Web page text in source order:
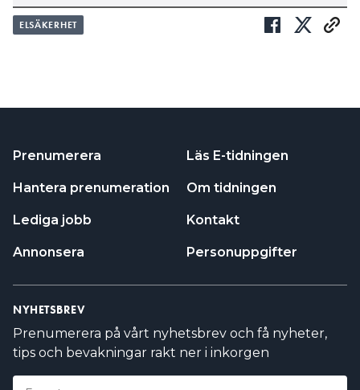
ARTIKELN I KORTHET: SÅ
ANMÄLNINGAR
FÖRELÄGGANDE OM RUTIN SAKNAS
ALLA ANLÄGGNINGAR KAN INTE
LÄS OCKSÅ:
”BRF:ER RINGER OCH ÄR FÖRSKRÄCKTA ÖVER ATT DE
ELSÄKERHET
Prenumerera
Hantera prenumeration
Lediga jobb
Annonsera
Läs E-tidningen
Om tidningen
Kontakt
Personuppgifter
NYHETSBREV
Prenumerera på vårt nyhetsbrev och få nyheter,
tips och bevakningar rakt ner i inkorgen